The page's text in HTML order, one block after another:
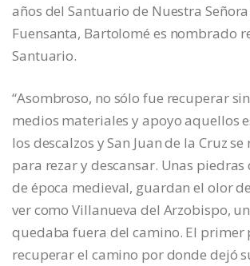
años del Santuario de Nuestra
Fuensanta, Bartolomé es nombrado
Santuario.
“Asombroso, no sólo fue recuperar
medios materiales y apoyo aquellos
los descalzos y San Juan de la Cruz
para rezar y descansar. Unas
de época medieval, guardan el olor
ver como Villanueva del Arzobispo,
quedaba fuera del camino. El primer
recuperar el camino por donde dejó